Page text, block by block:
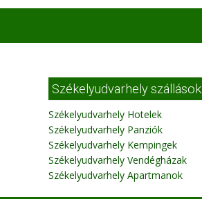
Székelyudvarhely szállások
Székelyudvarhely Hotelek
Székelyudvarhely Panziók
Székelyudvarhely Kempingek
Székelyudvarhely Vendégházak
Székelyudvarhely Apartmanok